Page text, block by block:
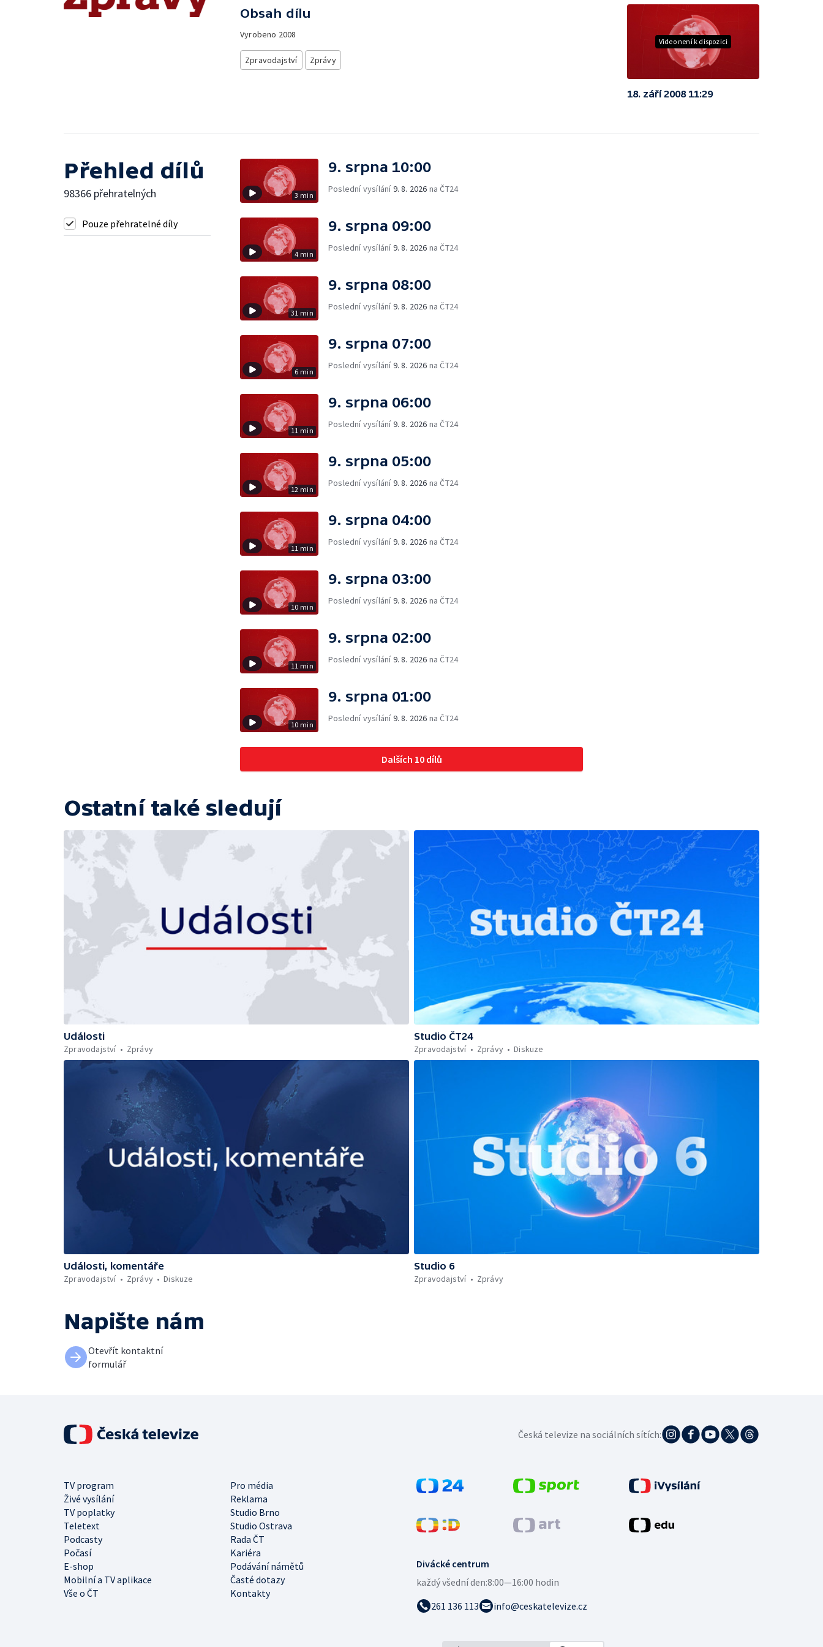
Obsah dílu
Vyrobeno 2008
Zpravodajství Zprávy
Video není k dispozici
18. září 2008 11:29
Přehled dílů
98366 přehratelných
Pouze přehratelné díly
3 min
9. srpna 10:00
Poslední vysílání9. 8. 2026 na ČT24
4 min
9. srpna 09:00
Poslední vysílání9. 8. 2026 na ČT24
31 min
9. srpna 08:00
Poslední vysílání9. 8. 2026 na ČT24
6 min
9. srpna 07:00
Poslední vysílání9. 8. 2026 na ČT24
11 min
9. srpna 06:00
Poslední vysílání9. 8. 2026 na ČT24
12 min
9. srpna 05:00
Poslední vysílání9. 8. 2026 na ČT24
11 min
9. srpna 04:00
Poslední vysílání9. 8. 2026 na ČT24
10 min
9. srpna 03:00
Poslední vysílání9. 8. 2026 na ČT24
11 min
9. srpna 02:00
Poslední vysílání9. 8. 2026 na ČT24
10 min
9. srpna 01:00
Poslední vysílání9. 8. 2026 na ČT24
Dalších 10 dílů
Ostatní také sledují
Události
Zpravodajství
Zprávy
Studio ČT24
Zpravodajství
Zprávy Diskuze
Události, komentáře
Zpravodajství
Zprávy Diskuze
Studio 6
Zpravodajství
Zprávy
Napište nám
Otevřít kontaktní
formulář
Divácké centrum
každý všední den:8:00—16:00 hodin
261 136 113
info@ceskatelevize.cz
TV program
Pro média
Živé vysílání
Reklama
TV poplatky
Studio Brno
Teletext
Studio Ostrava
Podcasty
Rada ČT
Počasí
Kariéra
E-shop
Podávání námětů
Mobilní a TV aplikace
Časté dotazy
Vše o ČT
Kontakty
Česká televize na sociálních sítích: